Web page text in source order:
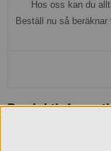
Hos oss kan du
Beställ nu så